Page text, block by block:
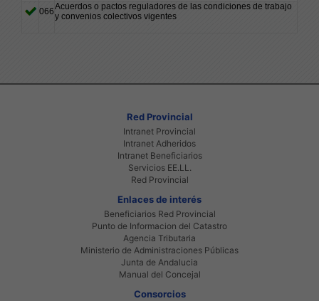
066Acuerdos o pactos reguladores de las condiciones de trabajo
y convenios colectivos vigentes
Red Provincial
Intranet Provincial
Intranet Adheridos
Intranet Beneficiarios
Servicios EE.LL.
Red Provincial
Enlaces de interés
Beneficiarios Red Provincial
Punto de Informacion del Catastro
Agencia Tributaria
Ministerio de Administraciones Públicas
Junta de Andalucia
Manual del Concejal
Consorcios